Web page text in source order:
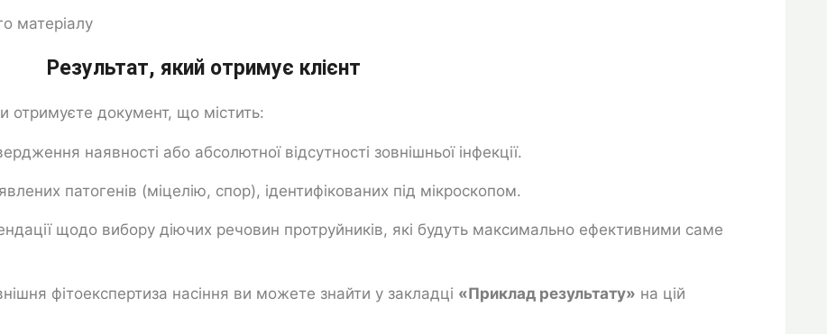
матеріалу
Результат, який отримує клієнт
отримуєте документ, що містить:
наявності або абсолютної відсутності зовнішньої інфекції.
патогенів (міцелію, спор), ідентифікованих під мікроскопом.
щодо вибору діючих речовин протруйників, які будуть максимально ефективними саме
фітоекспертиза насіння ви можете знайти у закладці «Приклад результату» на цій